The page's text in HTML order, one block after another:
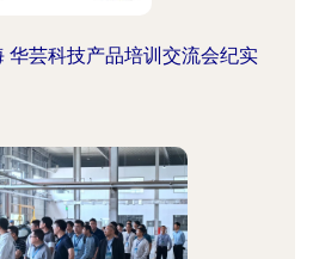
华芸科技产品培训交流会纪实